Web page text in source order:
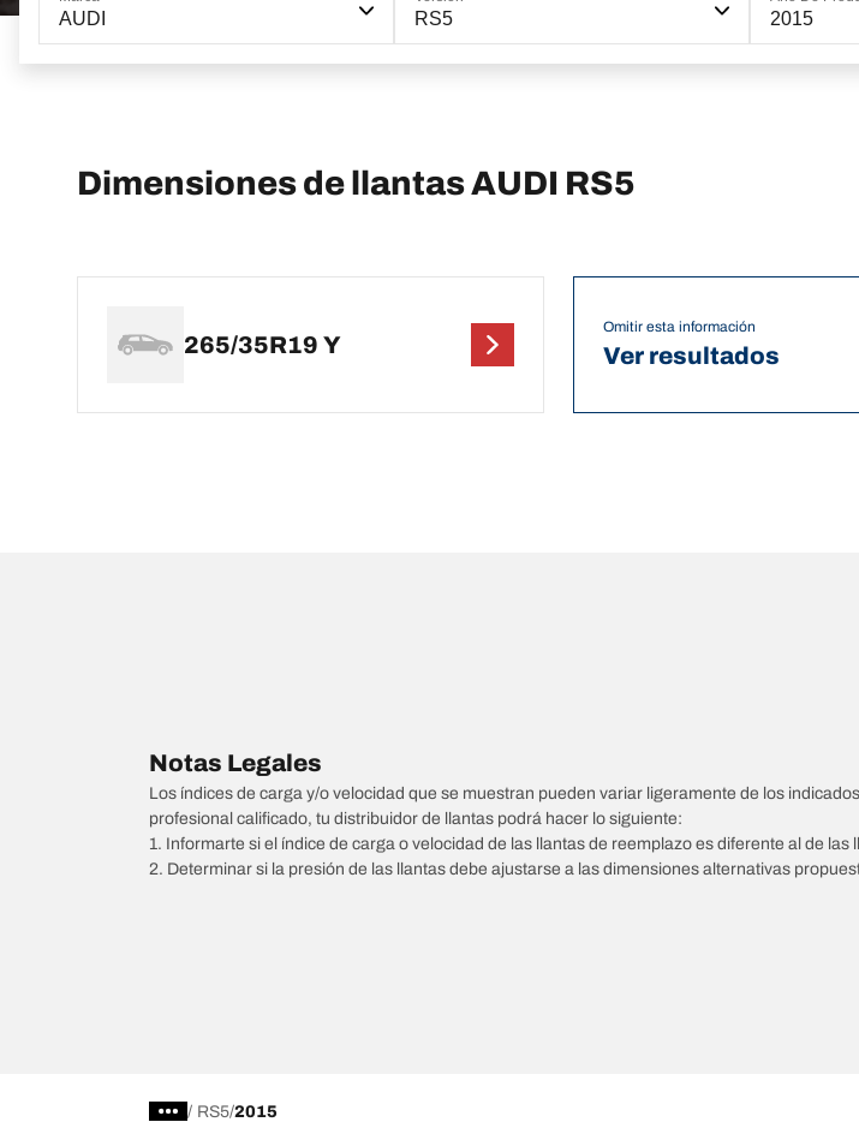
AUDI RS5 2015
Dimensiones de llantas AUDI RS5
265/35R19 Y
Omitir esta información
Ver resultados
Notas Legales
Los índices de carga y/o velocidad que se muestran pueden variar ligeramente de los
profesional calificado, tu distribuidor de llantas podrá hacer lo siguiente:
1. Informarte si el índice de carga o velocidad de las llantas de reemplazo es diferente al de las
2. Determinar si la presión de las llantas debe ajustarse a las dimensiones alternativas
/ RS5 2015